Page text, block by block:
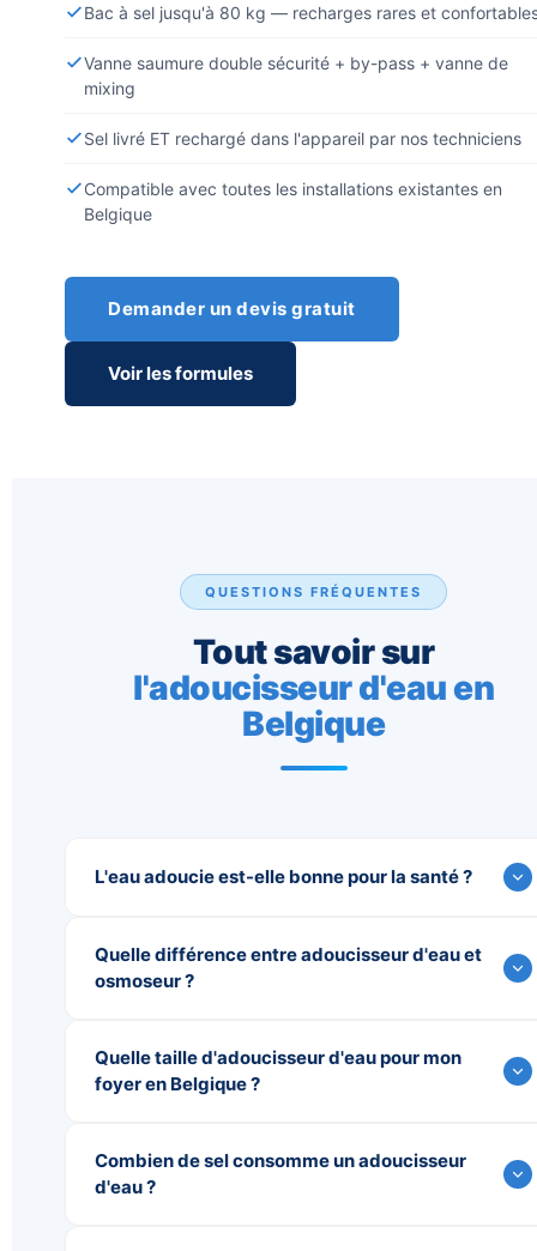
Bac à sel jusqu'à 80 kg — recharges rares et
Vanne saumure double sécurité + by-pass + vanne de
mixing
Sel livré ET rechargé dans l'appareil par nos techniciens
Compatible avec toutes les installations existantes en
Belgique
Demander un devis gratuit
Voir les formules
QUESTIONS FRÉQUENTES
Tout savoir sur
l'adoucisseur d'eau en
Belgique
L'eau adoucie est-elle bonne pour la santé ?
Quelle différence entre adoucisseur d'eau et
osmoseur ?
Quelle taille d'adoucisseur d'eau pour mon
foyer en Belgique ?
Combien de sel consomme un adoucisseur
d'eau ?